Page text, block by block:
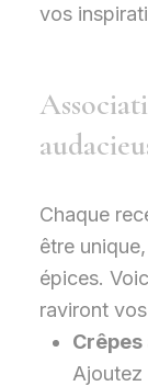
vos
Chaque
être
épices.
raviront
Ajoutez